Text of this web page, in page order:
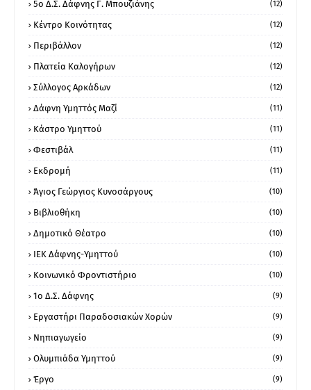
5ο Δ.Σ. Δάφνης Γ. Μπουζιάνης (12)
Κέντρο Κοινότητας (12)
Περιβάλλον (12)
Πλατεία Καλογήρων (12)
Σύλλογος Αρκάδων (12)
Δάφνη Υμηττός Μαζί (11)
Κάστρο Υμηττού (11)
Φεστιβάλ (11)
Εκδρομή (11)
Άγιος Γεώργιος Κυνοσάργους (10)
Βιβλιοθήκη (10)
Δημοτικό Θέατρο (10)
ΙΕΚ Δάφνης-Υμηττού (10)
Κοινωνικό Φροντιστήριο (10)
1ο Δ.Σ. Δάφνης (9)
Εργαστήρι Παραδοσιακών Χορών (9)
Νηπιαγωγείο (9)
Ολυμπιάδα Υμηττού (9)
Έργο (9)